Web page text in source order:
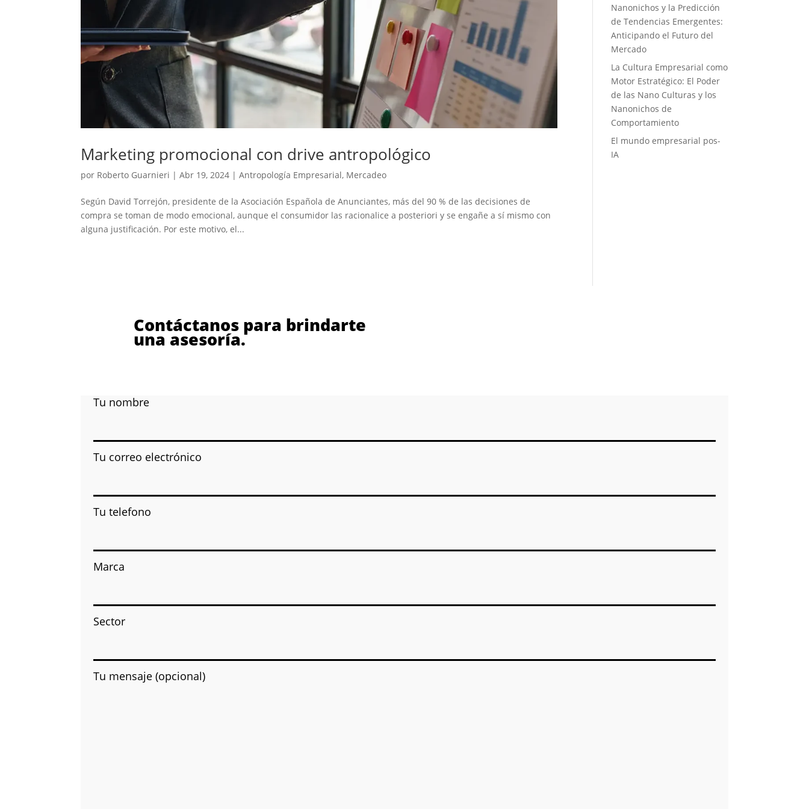
Marketing promocional con drive antropológico
por Roberto Guarnieri |Abr 19, 2024 |Antropología Empresarial, Mercadeo
Según David Torrejón, presidente de la Asociación Española de Anunciantes, más del 90 % de las decisiones de
compra se toman de modo emocional, aunque el consumidor las racionalice a posteriori y se engañe a sí mismo con
alguna justificación. Por este motivo, el...
Nanonichos y la Predicción
de Tendencias Emergentes:
Anticipando el Futuro del
Mercado
La Cultura Empresarial como
Motor Estratégico: El Poder
de las Nano Culturas y los
Nanonichos de
Comportamiento
El mundo empresarial pos-
IA
Contáctanos para brindarte
una asesoría.
Tu nombre
Tu correo electrónico
Tu telefono
Marca
Sector
Tu mensaje (opcional)